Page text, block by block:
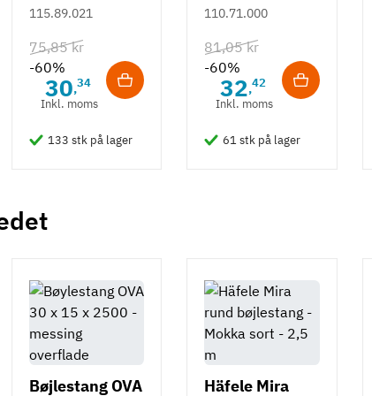
115.89.021
75,85 kr
-60%
30,34
Inkl. moms
133 stk på lager
rustfrit stål m/
- 490 mm
110.71.000
81,05 kr
-60%
32,42
Inkl. moms
61 stk på lager
Bøjlestang OVA
Häfele Mira